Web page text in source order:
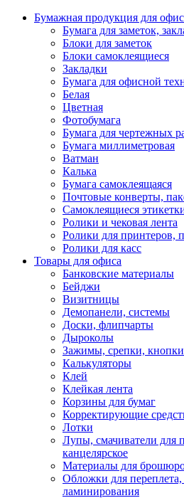
Бумажная продукция для
Бумага для заметок,
Блоки для заметок
Блоки самоклеящиеся
Закладки
Бумага для офисной
Белая
Цветная
Фотобумага
Бумага для чертежных
Бумага миллиметровая
Ватман
Калька
Бумага самоклеящаяся
Почтовые конверты,
Самоклеящиеся
Ролики и чековая лента
Ролики для принтеров,
Ролики для касс
Товары для офиса
Банковские материалы
Бейджи
Визитницы
Демопанели, системы
Доски, флипчарты
Дыроколы
Зажимы, срепки, кнопки
Калькуляторы
Клей
Клейкая лента
Корзины для бумаг
Корректирующие
Лотки
Лупы, смачиватели для
канцелярское
Материалы для
Обложки для
ламинирования